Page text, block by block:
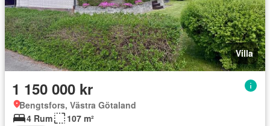
Villa
1 150 000 kr
Bengtsfors, Västra Götaland
4 Rum
107 m²